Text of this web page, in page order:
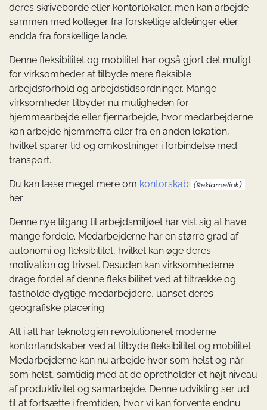
deres skriveborde eller kontorlokaler, men kan arbejde
sammen med kolleger fra forskellige afdelinger eller
endda fra forskellige lande.
Denne fleksibilitet og mobilitet har også gjort det muligt
for virksomheder at tilbyde mere fleksible
arbejdsforhold og arbejdstidsordninger. Mange
virksomheder tilbyder nu muligheden for
hjemmearbejde eller fjernarbejde, hvor medarbejderne
kan arbejde hjemmefra eller fra en anden lokation,
hvilket sparer tid og omkostninger i forbindelse med
transport.
Du kan læse meget mere om kontorskab
her.
Denne nye tilgang til arbejdsmiljøet har vist sig at have
mange fordele. Medarbejderne har en større grad af
autonomi og fleksibilitet, hvilket kan øge deres
motivation og trivsel. Desuden kan virksomhederne
drage fordel af denne fleksibilitet ved at tiltrække og
fastholde dygtige medarbejdere, uanset deres
geografiske placering.
Alt i alt har teknologien revolutioneret moderne
kontorlandskaber ved at tilbyde fleksibilitet og mobilitet.
Medarbejderne kan nu arbejde hvor som helst og når
som helst, samtidig med at de opretholder et højt niveau
af produktivitet og samarbejde. Denne udvikling ser ud
til at fortsætte i fremtiden, hvor vi kan forvente endnu